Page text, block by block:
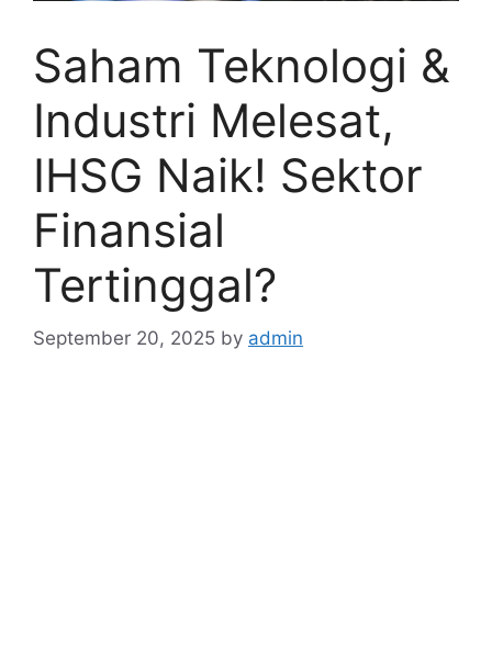
Saham Teknologi &
Industri Melesat,
IHSG Naik! Sektor
Finansial
Tertinggal?
September 20, 2025 by admin